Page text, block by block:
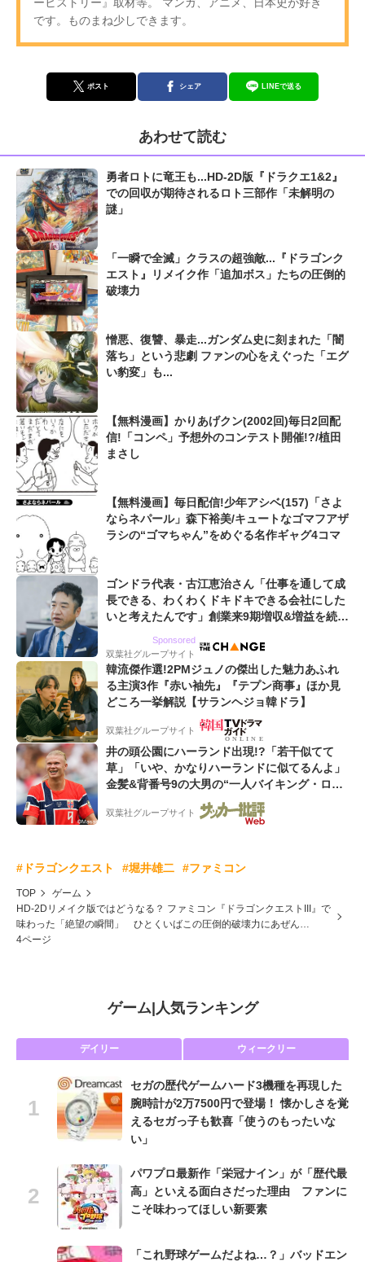
です。ものまね少しできます。
ポスト シェア LINEで送る
あわせて読む
勇者ロトに竜王も...HD-2D版『ドラクエ1&2』
での回収が期待されるロト三部作「未解明の
謎」
「一瞬で全滅」クラスの超強敵...『ドラゴンク
エスト』リメイク作「追加ボス」たちの圧倒的
破壊力
憎悪、復讐、暴走...ガンダム史に刻まれた「闇
落ち」という悲劇 ファンの心をえぐった「エグ
い豹変」も...
【無料漫画】かりあげクン(2002回)毎日2回配
信!「コンペ」予想外のコンテスト開催!?/植田
まさし
【無料漫画】毎日配信!少年アシベ(157)「さよ
ならネパール」森下裕美/キュートなゴマフアザ
ラシの“ゴマちゃん”をめぐる名作ギャグ4コマ
ゴンドラ代表・古江恵治さん「仕事を通して成
長できる、わくわくドキドキできる会社にした
いと考えたんです」創業来9期増収&増益を続け
Sponsored
双葉社グループサイト
韓流傑作選!2PMジュノの傑出した魅力あふれ
る主演3作『赤い袖先』『テプン商事』ほか見
どころ一挙解説【サランヘジョ韓ドラ】
双葉社グループサイト
井の頭公園にハーランド出現!?「若干似てて
草」「いや、かなりハーランドに似てるんよ」
金髪&背番号9の大男の“一人バイキング・ロ
ー”映像が話題!「元気をもらった」
双葉社グループサイト
#ドラゴンクエスト #堀井雄二 #ファミコン
TOP
ゲーム
HD-2Dリメイク版ではどうなる？ ファミコン『ドラゴンクエストIII』で
味わった「絶望の瞬間」 ひとくいばこの圧倒的破壊力にあぜん…
4ページ
ゲーム| 人気ランキング
デイリー ウィークリー
セガの歴代ゲームハード3機種を再現した
腕時計が2万7500円で登場！ 懐かしさを覚
えるセガっ子も歓喜「使うのもったいな
い」
パワプロ最新作「栄冠ナイン」が「歴代最
高」といえる面白さだった理由 ファンに
こそ味わってほしい新要素
「これ野球ゲームだよね…？」バッドエン